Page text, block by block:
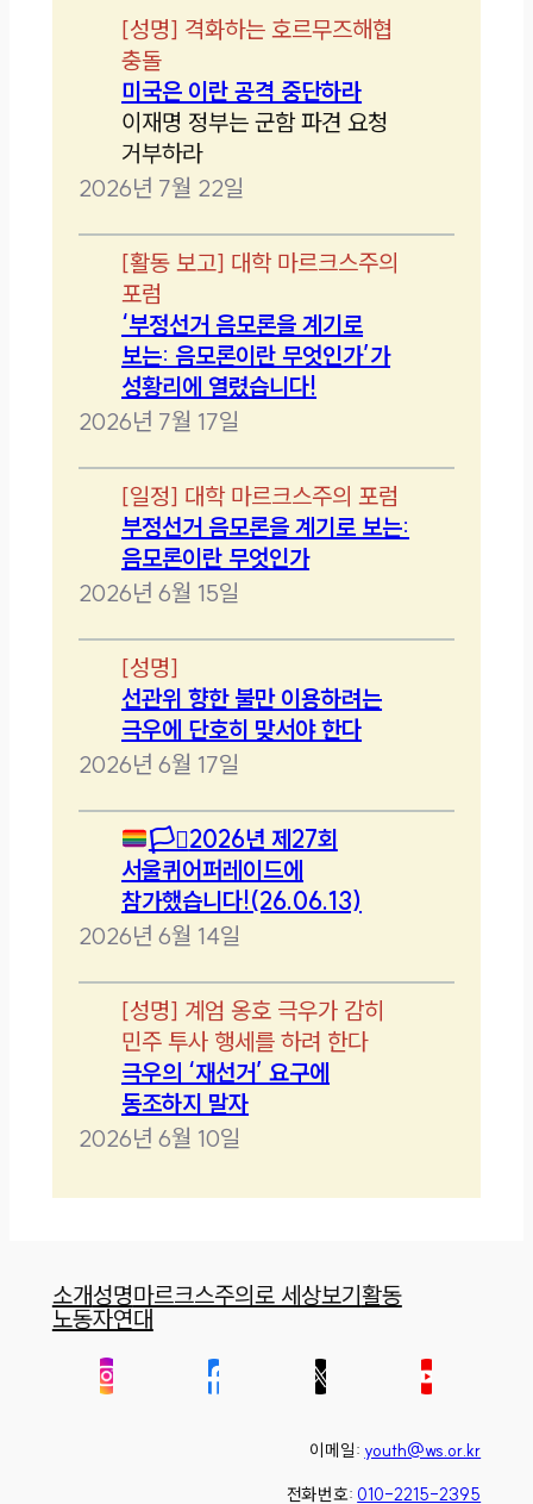
[성명] 격화하는 호르무즈해협
충돌
미국은 이란 공격 중단하라
이재명 정부는 군함 파견 요청
거부하라
2026년 7월 22일
[활동 보고] 대학 마르크스주의
포럼
‘부정선거 음모론을 계기로
보는: 음모론이란 무엇인가’가
성황리에 열렸습니다!
2026년 7월 17일
[일정] 대학 마르크스주의 포럼
부정선거 음모론을 계기로 보는:
음모론이란 무엇인가
2026년 6월 15일
[성명]
선관위 향한 불만 이용하려는
극우에 단호히 맞서야 한다
2026년 6월 17일
🏳️‍⚧️2026년 제27회
서울퀴어퍼레이드에
참가했습니다!(26.06.13)
2026년 6월 14일
[성명] 계엄 옹호 극우가 감히
민주 투사 행세를 하려 한다
극우의 ‘재선거’ 요구에
동조하지 말자
2026년 6월 10일
소개성명마르크스주의로 세상보기활동
노동자연대
이메일: youth@ws.or.kr
전화번호: 010-2215-2395